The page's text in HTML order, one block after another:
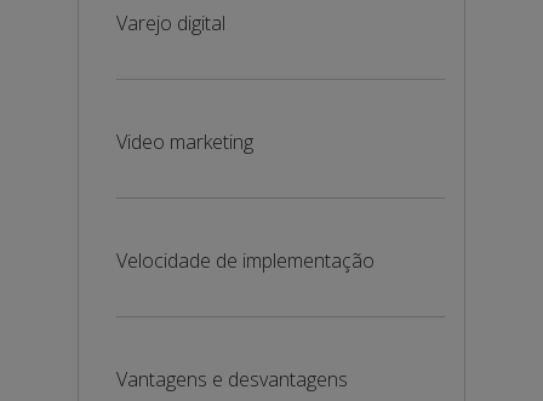
Varejo digital
Video marketing
Velocidade de implementação
Vantagens e desvantagens